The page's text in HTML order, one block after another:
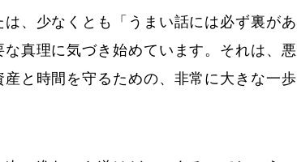
、少なくとも「うまい話には必ず裏があ
真理に気づき始めています。それは、悪
と時間を守るための、非常に大きな一歩